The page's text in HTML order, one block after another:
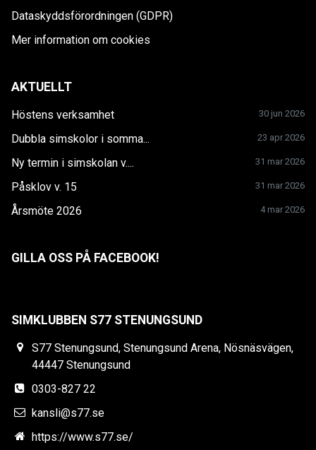
Dataskyddsförordningen (GDPR)
Mer information om cookies
AKTUELLT
Höstens verksamhet 30 jun 2026
Dubbla simskolor i somma... 23 apr 2026
Ny termin i simskolan v.... 31 mar 2026
Påsklov v. 15 31 mar 2026
Årsmöte 2026 4 mar 2026
GILLA OSS PÅ FACEBOOK!
SIMKLUBBEN S77 STENUNGSUND
S77 Stenungsund, Stenungsund Arena, Nösnäsvägen,
44447 Stenungsund
0303-827 22
kansli@s77.se
https://www.s77.se/